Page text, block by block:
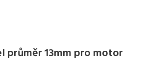
průměr 13mm pro motor